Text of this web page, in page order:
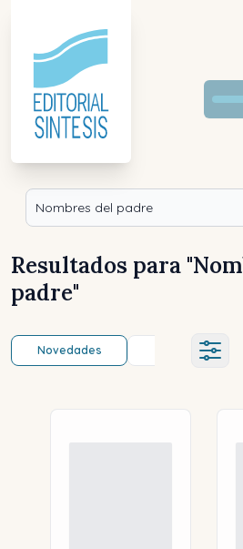
Resultados para "
padre"
Novedades Título (a-z)